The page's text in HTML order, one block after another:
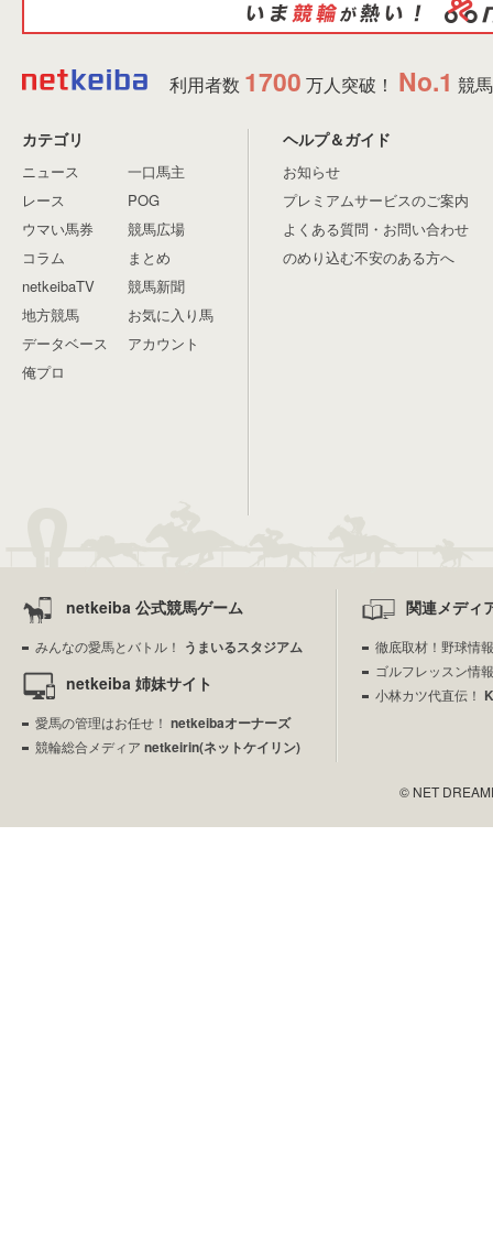
利用者数 1700 万人突破！ No.1 競
カテゴリ
ニュース
レース
ウマい馬券
コラム
netkeibaTV
地方競馬
データベース
俺プロ
一口馬主
POG
競馬広場
まとめ
競馬新聞
お気に入り馬
アカウント
ヘルプ＆ガイド
お知らせ
プレミアムサービスのご案内
よくある質問・お問い合わせ
のめり込む不安のある方へ
netkeiba 公式競馬ゲーム
みんなの愛馬とバトル！ うまいるスタジアム
netkeiba 姉妹サイト
愛馬の管理はお任せ！ netkeibaオーナーズ
競輪総合メディア netkeirin(ネットケイリン)
関連メディ
徹底取材！野球情
ゴルフレッスン情
小林カツ代直伝！
© NET